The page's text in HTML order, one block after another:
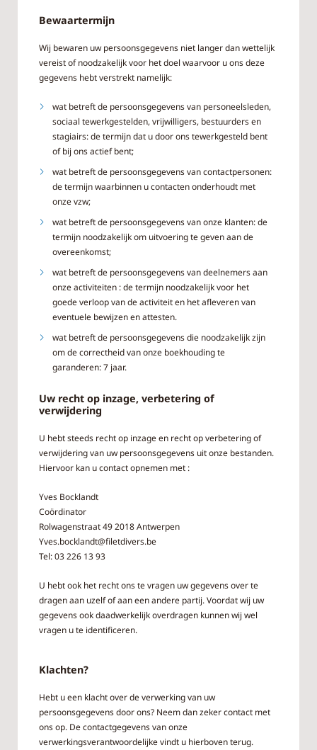
Bewaartermijn
Wij bewaren uw persoonsgegevens niet langer dan wettelijk
vereist of noodzakelijk voor het doel waarvoor u ons deze
gegevens hebt verstrekt namelijk:
wat betreft de persoonsgegevens van personeelsleden,
sociaal tewerkgestelden, vrijwilligers, bestuurders en
stagiairs: de termijn dat u door ons tewerkgesteld bent
of bij ons actief bent;
wat betreft de persoonsgegevens van contactpersonen:
de termijn waarbinnen u contacten onderhoudt met
onze vzw;
wat betreft de persoonsgegevens van onze klanten: de
termijn noodzakelijk om uitvoering te geven aan de
overeenkomst;
wat betreft de persoonsgegevens van deelnemers aan
onze activiteiten : de termijn noodzakelijk voor het
goede verloop van de activiteit en het afleveren van
eventuele bewijzen en attesten.
wat betreft de persoonsgegevens die noodzakelijk zijn
om de correctheid van onze boekhouding te
garanderen: 7 jaar.
Uw recht op inzage, verbetering of
verwijdering
U hebt steeds recht op inzage en recht op verbetering of
verwijdering van uw persoonsgegevens uit onze bestanden.
Hiervoor kan u contact opnemen met :
Yves Bocklandt
Coördinator
Rolwagenstraat 49 2018 Antwerpen
Yves.bocklandt@filetdivers.be
Tel: 03 226 13 93
U hebt ook het recht ons te vragen uw gegevens over te
dragen aan uzelf of aan een andere partij. Voordat wij uw
gegevens ook daadwerkelijk overdragen kunnen wij wel
vragen u te identificeren.
Klachten?
Hebt u een klacht over de verwerking van uw
persoonsgegevens door ons? Neem dan zeker contact met
ons op. De contactgegevens van onze
verwerkingsverantwoordelijke vindt u hierboven terug.